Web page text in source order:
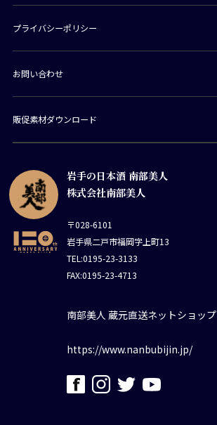
岩手の日本酒 南部美人
株式会社南部美人
〒028-6101
岩手県二戸市福岡字上町13
TEL:0195-23-3133
FAX:0195-23-4713
南部美人 蔵元直送ネットショップ
https://www.nanbubijin.jp/
プライバシーポリシー
お問い合わせ
販促素材ダウンロード